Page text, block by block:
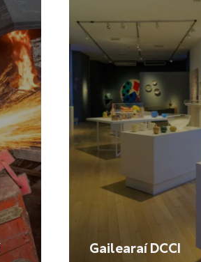
Gailearaí DCCI